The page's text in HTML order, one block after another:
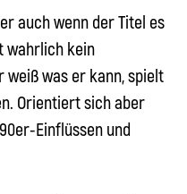
auch wenn der Titel es
kein
weiß was er kann, spielt
Orientiert sich aber
Einflüssen und